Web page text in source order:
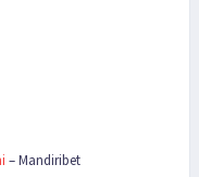
– Mandiribet